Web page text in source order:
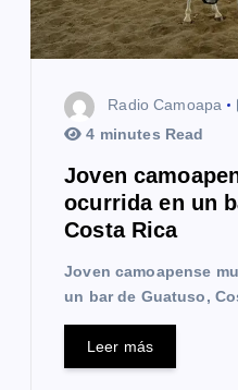
Radio Camoapa
4 minutes Read
Joven
ocurrida en un
Costa Rica
Joven camoapense
un bar de Guatuso,
Leer más